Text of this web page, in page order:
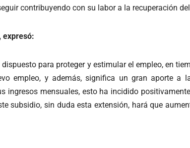
contribuyendo con su labor a la recuperación
expresó:
para proteger y estimular el empleo, en
empleo, y además, significa un gran aporte a
mensuales, esto ha incidido
subsidio, sin duda esta extensión, hará que